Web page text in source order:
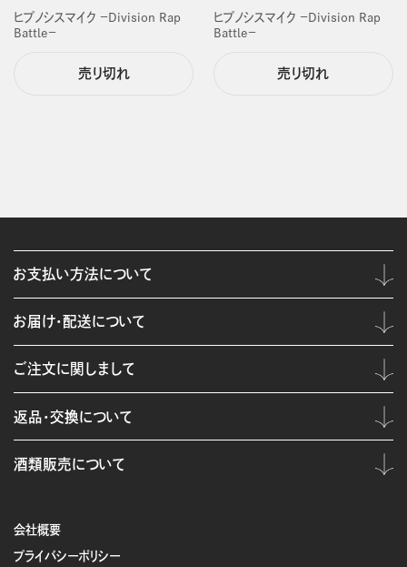
ヒプノシスマイク －Division Rap
Battle－
売り切れ
ヒプノシスマイク －Division Rap
Battle－
売り切れ
会社概要
プライバシーポリシー
お支払い方法について
お届け・配送について
ご注文に関しまして
返品・交換について
酒類販売について